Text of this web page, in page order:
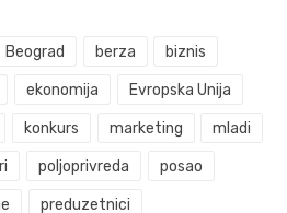
Beograd berza biznis
ekonomija Evropska Unija
konkurs marketing mladi
poljoprivreda posao
preduzetnici